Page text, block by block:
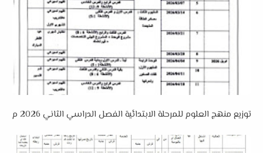
توزيع منهج العلوم للمرحلة الابتدائية الفصل الدراسي الثاني 2026 م